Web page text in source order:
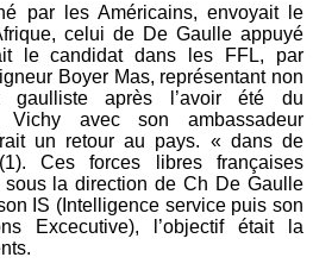
par les Américains, envoyait le
celui de De Gaulle appuyé
le candidat dans les FFL, par
Boyer Mas, représentant non
gaulliste après l’avoir été du
Vichy avec son ambassadeur
un retour au pays. « dans de
Ces forces libres françaises
la direction de Ch De Gaulle
IS (Intelligence service puis son
Excecutive), l’objectif était la